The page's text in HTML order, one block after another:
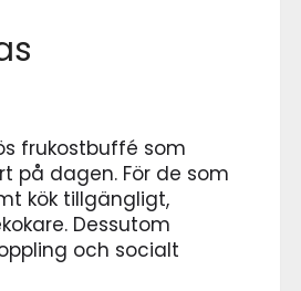
frukostbuffé som
på dagen. För de som
kök tillgängligt,
Dessutom
och socialt